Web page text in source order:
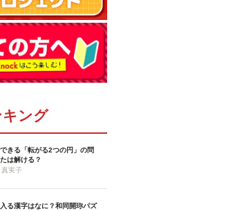
キング
きる「転がる2つの円」の問
は解ける？
真実子
入る漢字はなに？和同開珎パズ